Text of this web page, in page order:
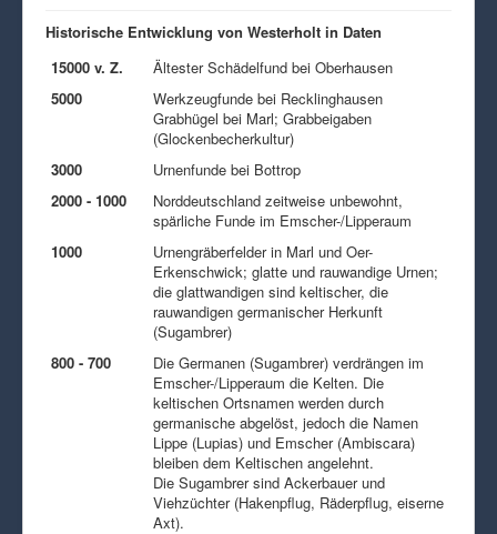
Historische Entwicklung von Westerholt in Daten
15000 v. Z.
Ältester Schädelfund bei Oberhausen
5000
Werkzeugfunde bei Recklinghausen
Grabhügel bei Marl; Grabbeigaben
(Glockenbecherkultur)
3000
Urnenfunde bei Bottrop
2000 - 1000
Norddeutschland zeitweise unbewohnt,
spärliche Funde im Emscher-/Lipperaum
1000
Urnengräberfelder in Marl und Oer-
Erkenschwick; glatte und rauwandige Urnen;
die glattwandigen sind keltischer, die
rauwandigen germanischer Herkunft
(Sugambrer)
800 - 700
Die Germanen (Sugambrer) verdrängen im
Emscher-/Lipperaum die Kelten. Die
keltischen Ortsnamen werden durch
germanische abgelöst, jedoch die Namen
Lippe (Lupias) und Emscher (Ambiscara)
bleiben dem Keltischen angelehnt.
Die Sugambrer sind Ackerbauer und
Viehzüchter (Hakenpflug, Räderpflug, eiserne
Axt).